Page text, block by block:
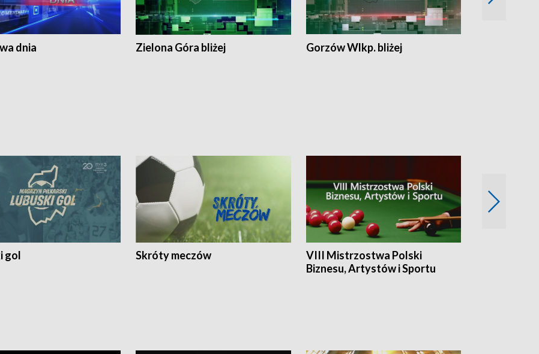
dnia Zielona Góra bliżej Gorzów Wlkp. bliżej
gol Skróty meczów
VIII Mistrzostwa Polski
Biznesu, Artystów i Sportu